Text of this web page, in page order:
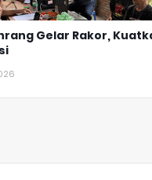
Gelar Rakor,